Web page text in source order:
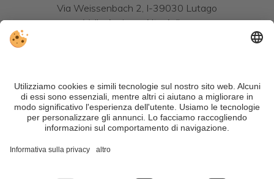
Via Weissenbach 2, I-39030 Lutago
Valle Aurina - Alto Adige
Tel.: